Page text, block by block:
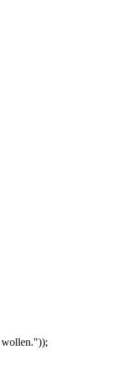
wollen."));